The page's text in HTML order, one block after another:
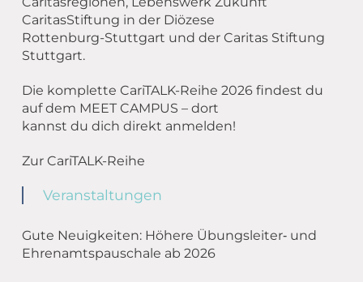
CaritasStiftung in der Diözese
Rottenburg-Stuttgart und der Caritas Stiftung
Stuttgart.
Die komplette CariTALK-Reihe 2026 findest du
auf dem MEET CAMPUS – dort
kannst du dich direkt anmelden!
Zur CariTALK-Reihe
Veranstaltungen
Gute Neuigkeiten: Höhere Übungsleiter‑ und
Ehrenamtspauschale ab 2026